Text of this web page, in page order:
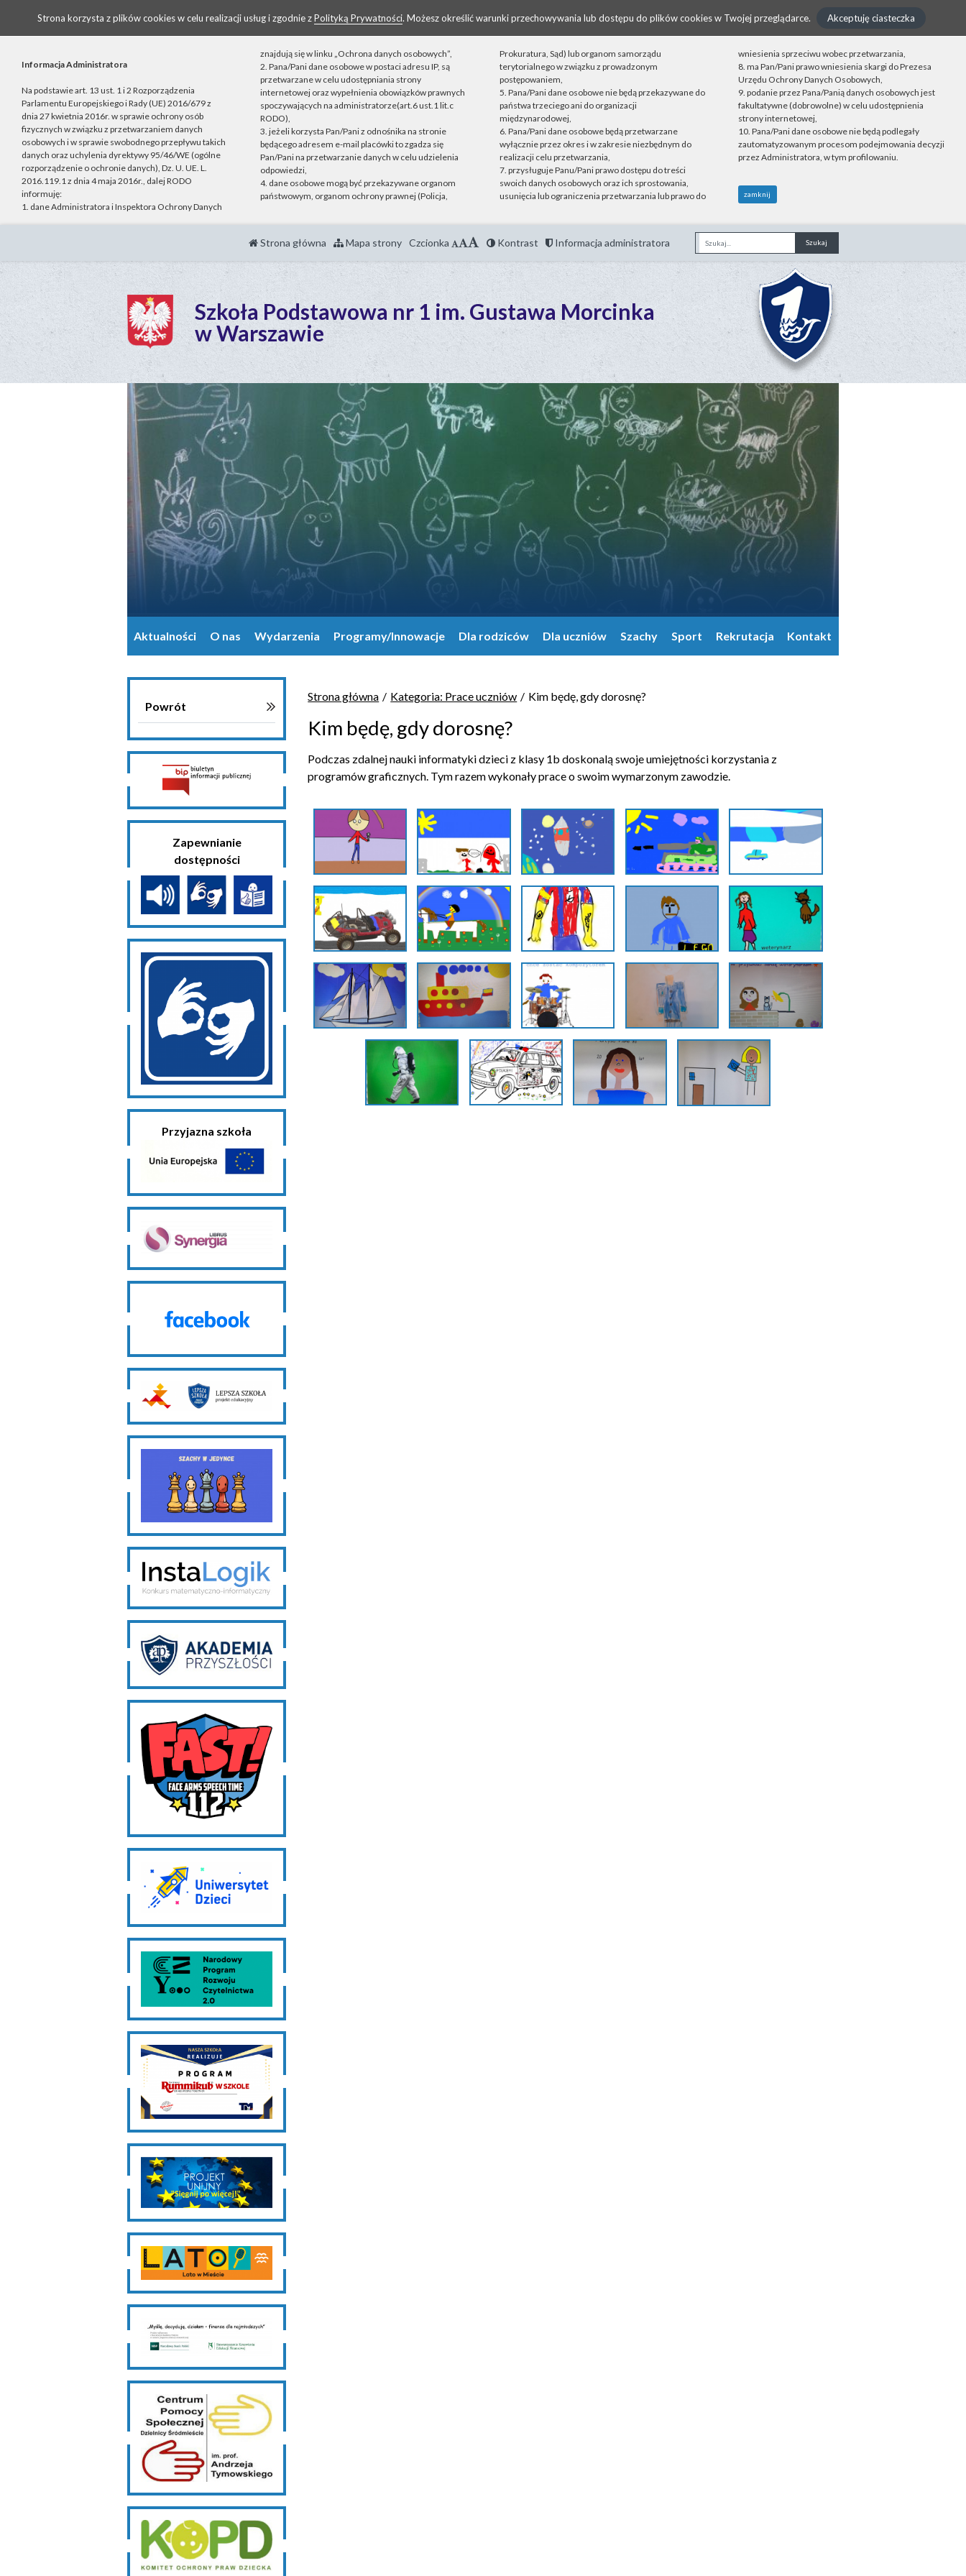
Strona korzysta z plików cookies w celu realizacji usług i zgodnie zPolityką Prywatności. Możesz określić warunki przechowywania lub dostępu do plików cookies w Twojej przeglądarce. Akceptuję ciasteczka
Informacja Administratora
Na podstawie art. 13 ust. 1 i 2 Rozporządzenia
Parlamentu Europejskiego i Rady (UE) 2016/679 z
dnia 27 kwietnia 2016r. w sprawie ochrony osób
fizycznych w związku z przetwarzaniem danych
osobowych i w sprawie swobodnego przepływu takich
danych oraz uchylenia dyrektywy 95/46/WE (ogólne
rozporządzenie o ochronie danych), Dz. U. UE. L.
2016.119.1 z dnia 4 maja 2016r., dalej RODO
informuję:
1. dane Administratora i Inspektora Ochrony Danych
znajdują się w linku „Ochrona danych osobowych”,
2. Pana/Pani dane osobowe w postaci adresu IP, są
przetwarzane w celu udostępniania strony
internetowej oraz wypełnienia obowiązków prawnych
spoczywających na administratorze(art.6 ust.1 lit.c
RODO),
3. jeżeli korzysta Pan/Pani z odnośnika na stronie
będącego adresem e-mail placówki to zgadza się
Pan/Pani na przetwarzanie danych w celu udzielenia
odpowiedzi,
4. dane osobowe mogą być przekazywane organom
państwowym, organom ochrony prawnej (Policja,
Prokuratura, Sąd) lub organom samorządu
terytorialnego w związku z prowadzonym
postępowaniem,
5. Pana/Pani dane osobowe nie będą przekazywane do
państwa trzeciego ani do organizacji
międzynarodowej,
6. Pana/Pani dane osobowe będą przetwarzane
wyłącznie przez okres i w zakresie niezbędnym do
realizacji celu przetwarzania,
7. przysługuje Panu/Pani prawo dostępu do treści
swoich danych osobowych oraz ich sprostowania,
usunięcia lub ograniczenia przetwarzania lub prawo do
wniesienia sprzeciwu wobec przetwarzania,
8. ma Pan/Pani prawo wniesienia skargi do Prezesa
Urzędu Ochrony Danych Osobowych,
9. podanie przez Pana/Panią danych osobowych jest
fakultatywne (dobrowolne) w celu udostępnienia
strony internetowej,
10. Pana/Pani dane osobowe nie będą podlegały
zautomatyzowanym procesom podejmowania decyzji
przez Administratora, w tym profilowaniu.
zamknij
Strona główna Mapa strony Czcionka Kontrast Informacja administratora
Fraza
Szkoła Podstawowa nr 1 im. Gustawa Morcinka
w Warszawie
Aktualności O nas Wydarzenia Programy/Innowacje Dla rodziców Dla uczniów Szachy Sport Rekrutacja Kontakt
Strona główna Kategoria: Prace uczniów Kim będę, gdy dorosnę?
Kim będę, gdy dorosnę?
Podczas zdalnej nauki informatyki dzieci z klasy 1b doskonalą swoje umiejętności korzystania z
programów graficznych. Tym razem wykonały prace o swoim wymarzonym zawodzie.
Powrót
Zapewnianie
dostępności
Przyjazna szkoła